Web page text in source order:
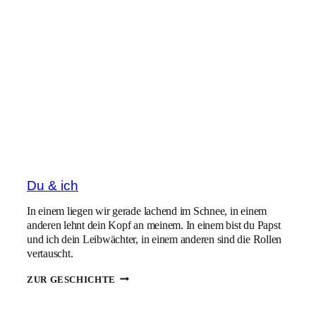
Du & ich
In einem liegen wir gerade lachend im Schnee, in einem
anderen lehnt dein Kopf an meinem. In einem bist du Papst
und ich dein Leibwächter, in einem anderen sind die Rollen
vertauscht.
ZUR GESCHICHTE DU